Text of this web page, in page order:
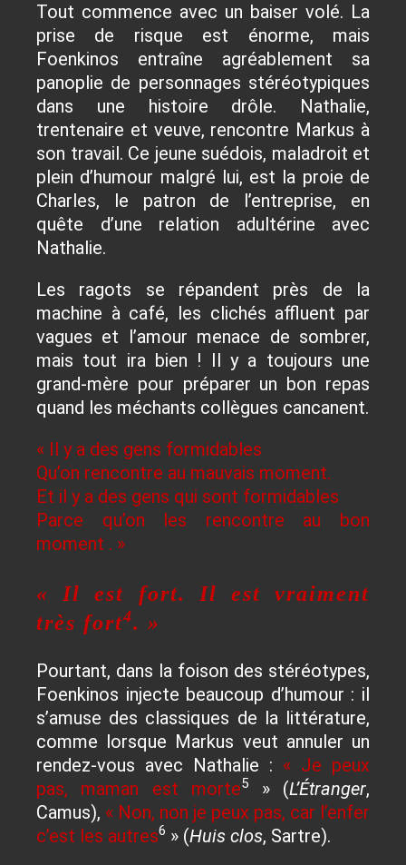
Tout commence avec un baiser volé. La
prise de risque est énorme, mais
Foenkinos entraîne agréablement sa
panoplie de personnages stéréotypiques
dans une histoire drôle. Nathalie,
trentenaire et veuve, rencontre Markus à
son travail. Ce jeune suédois, maladroit et
plein d’humour malgré lui, est la proie de
Charles, le patron de l’entreprise, en
quête d’une relation adultérine avec
Nathalie.
Les ragots se répandent près de la
machine à café, les clichés affluent par
vagues et l’amour menace de sombrer,
mais tout ira bien ! Il y a toujours une
grand-mère pour préparer un bon repas
quand les méchants collègues cancanent.
« Il y a des gens formidables
Qu’on rencontre au mauvais moment.
Et il y a des gens qui sont formidables
Parce qu’on les rencontre au bon
moment . »
« Il est fort. Il est vraiment
très fort4. »
Pourtant, dans la foison des stéréotypes,
Foenkinos injecte beaucoup d’humour : il
s’amuse des classiques de la littérature,
comme lorsque Markus veut annuler un
rendez-vous avec Nathalie : « Je peux
pas, maman est morte5 » (L’Étranger,
Camus), « Non, non je peux pas, car l’enfer
c’est les autres6 » (Huis clos, Sartre).